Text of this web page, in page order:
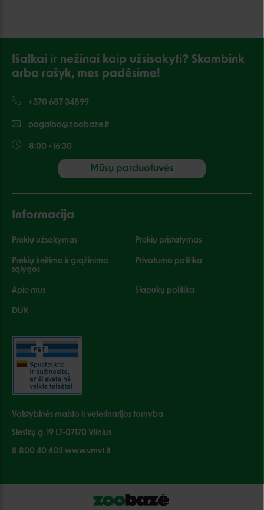
Išalkai ir nežinai kaip užsisakyti? Skambink
arba rašyk, mes padėsime!
+370 687 34899
pagalba@zoobaze.lt
8:00 - 16:30
Mūsų parduotuvės
Informacija
Prekių užsakymas Prekių pristatymas
Prekių keitimo ir grąžinimo
sąlygos
Privatumo politika
Apie mus Slapukų politika
DUK
Valstybinės maisto ir veterinarijos tarnyba
Siesikų g. 19 LT-07170 Vilnius
8 800 40 403 www.vmvt.lt